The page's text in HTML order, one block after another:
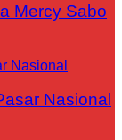
Mercy Sabo
Nasional